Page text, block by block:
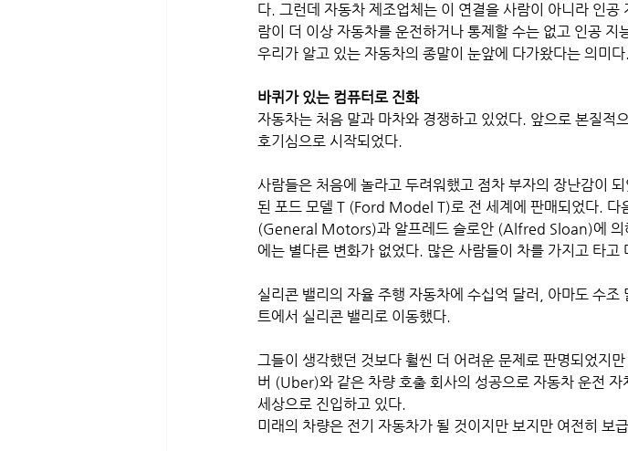
다. 그런데 자동차 제조업체는 이 연결을 사람이 아니라 인
람이 더 이상 자동차를 운전하거나 통제할 수는 없고 인공
우리가 알고 있는 자동차의 종말이 눈앞에 다가왔다는 의미다.
바퀴가 있는 컴퓨터로 진화
자동차는 처음 말과 마차와 경쟁하고 있었다. 앞으로 본질적
호기심으로 시작되었다.
사람들은 처음에 놀라고 두려워했고 점차 부자의 장난감이
된 포드 모델 T (Ford Model T)로 전 세계에 판매되었다. 다
(General Motors)과 알프레드 슬로안 (Alfred Sloan)에 의
에는 별다른 변화가 없었다. 많은 사람들이 차를 가지고 타고
실리콘 밸리의 자율 주행 자동차에 수십억 달러, 아마도 수조
트에서 실리콘 밸리로 이동했다.
그들이 생각했던 것보다 훨씬 더 어려운 문제로 판명되었지
버 (Uber)와 같은 차량 호출 회사의 성공으로 자동차 운전
세상으로 진입하고 있다.
미래의 차량은 전기 자동차가 될 것이지만 보지만 여전히 보